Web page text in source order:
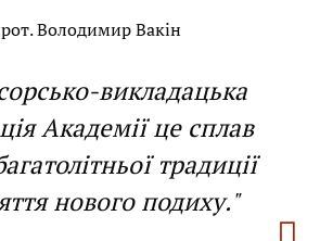
викладацька
Академії це сплав
традиції
нового подиху."